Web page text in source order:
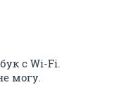
с Wi-Fi.
могу.